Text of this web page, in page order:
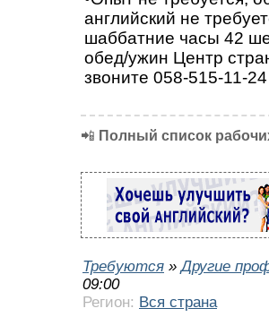
английский не
шаббатние часы 42
обед/ужин Центр
звоните 058-515-11-
📲 Полный список
Требуются »Другие
09:00
Регион: Вся страна